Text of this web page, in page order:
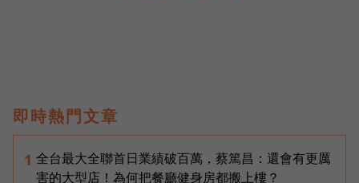
即時熱門文章
1 全台最大全聯首日業績破百萬，蔡篤昌：還會有更厲
害的大型店！為何把餐廳健身房都搬上樓？